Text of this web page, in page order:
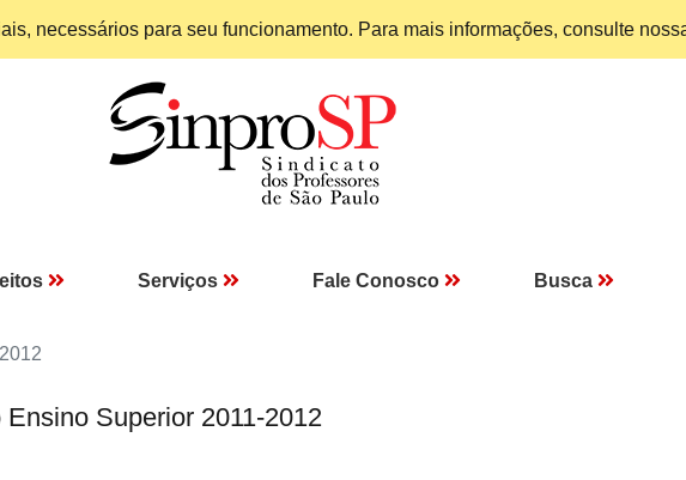
necessários para seu funcionamento. Para mais informações, consulte
Serviços Fale Conosco Busca
Superior 2011-2012